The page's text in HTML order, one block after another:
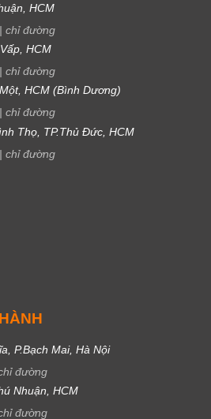
HCM
| chỉ đường
HCM
| chỉ đường
HCM (Bình Dương)
| chỉ đường
Thọ, TP.Thủ Đức, HCM
| chỉ đường
P.Bạch Mai, Hà Nội
đường
Nhuận, HCM
đường